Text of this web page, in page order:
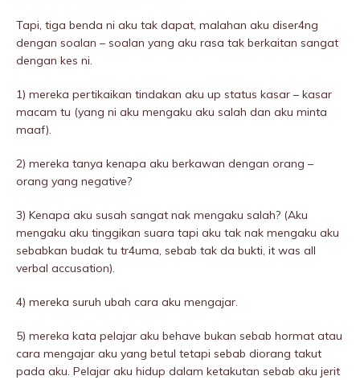
Tapi, tiga benda ni aku tak dapat, malahan aku diser4ng
dengan soalan – soalan yang aku rasa tak berkaitan sangat
dengan kes ni.
1) mereka pertikaikan tindakan aku up status kasar – kasar
macam tu (yang ni aku mengaku aku salah dan aku minta
maaf).
2) mereka tanya kenapa aku berkawan dengan orang –
orang yang negative?
3) Kenapa aku susah sangat nak mengaku salah? (Aku
mengaku aku tinggikan suara tapi aku tak nak mengaku aku
sebabkan budak tu tr4uma, sebab tak da bukti, it was all
verbal accusation).
4) mereka suruh ubah cara aku mengajar.
5) mereka kata pelajar aku behave bukan sebab hormat atau
cara mengajar aku yang betul tetapi sebab diorang takut
pada aku. Pelajar aku hidup dalam ketakutan sebab aku jerit